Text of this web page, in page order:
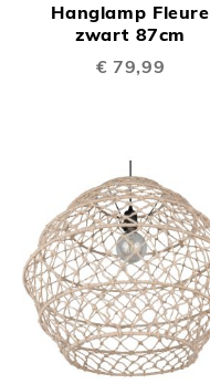
Hanglamp Fleure
zwart 87cm
€ 79,99